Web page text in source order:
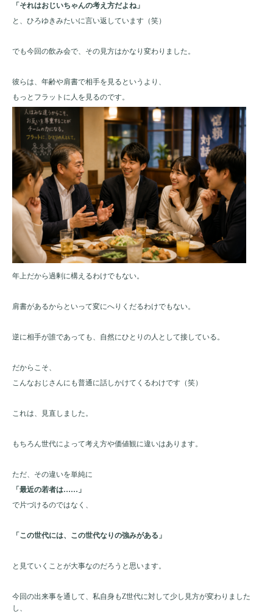
「それはおじいちゃんの考え方だよね」
と、ひろゆきみたいに言い返しています（笑）
でも今回の飲み会で、その見方はかなり変わりました。
彼らは、年齢や肩書で相手を見るというより、
もっとフラットに人を見るのです。
年上だから過剰に構えるわけでもない。
肩書があるからといって変にへりくだるわけでもない。
逆に相手が誰であっても、自然にひとりの人として接している。
だからこそ、
こんなおじさんにも普通に話しかけてくるわけです（笑）
これは、見直しました。
もちろん世代によって考え方や価値観に違いはあります。
ただ、その違いを単純に
「最近の若者は……」
で片づけるのではなく、
「この世代には、この世代なりの強みがある」
と見ていくことが大事なのだろうと思います。
今回の出来事を通して、私自身もZ世代に対して少し見方が変わりました
し、